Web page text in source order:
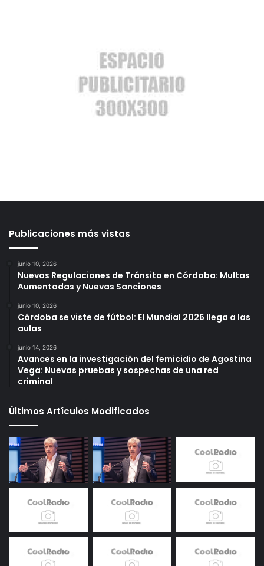
Publicaciones más vistas
junio 10, 2026
Nuevas Regulaciones de Tránsito en Córdoba: Multas
Aumentadas y Nuevas Sanciones
junio 10, 2026
Córdoba se viste de fútbol: El Mundial 2026 llega a las
aulas
junio 14, 2026
Avances en la investigación del femicidio de Agostina
Vega: Nuevas pruebas y sospechas de una red
criminal
Últimos Artículos Modificados